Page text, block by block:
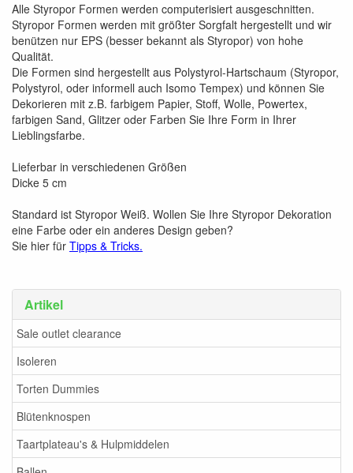
Artikel
Sale outlet clearance
Isoleren
Torten Dummies
Blütenknospen
Taartplateau's & Hulpmiddelen
Alle Styropor Formen werden computerisiert ausgeschnitten.
Styropor Formen werden mit größter Sorgfalt hergestellt und wir
benützen nur EPS (besser bekannt als Styropor) von hohe
Qualität.
Die Formen sind hergestellt aus Polystyrol-Hartschaum (Styropor,
Polystyrol, oder informell auch Isomo Tempex) und können Sie
Dekorieren mit z.B. farbigem Papier, Stoff, Wolle, Powertex,
farbigen Sand, Glitzer oder Farben Sie Ihre Form in Ihrer
Lieblingsfarbe.
Lieferbar in verschiedenen Größen
Dicke 5 cm
Standard ist Styropor Weiß. Wollen Sie Ihre Styropor Dekoration
eine Farbe oder ein anderes Design geben?
Sie hier für Tipps & Tricks.